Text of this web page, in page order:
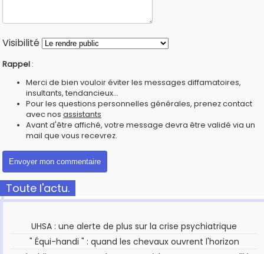
Visibilité
Rappel :
Merci de bien vouloir éviter les messages diffamatoires,
insultants, tendancieux...
Pour les questions personnelles générales, prenez contact
avec nos assistants
Avant d'être affiché, votre message devra être validé via un
mail que vous recevrez.
Toute l'actu.
UHSA : une alerte de plus sur la crise psychiatrique
" Équi-handi " : quand les chevaux ouvrent l'horizon